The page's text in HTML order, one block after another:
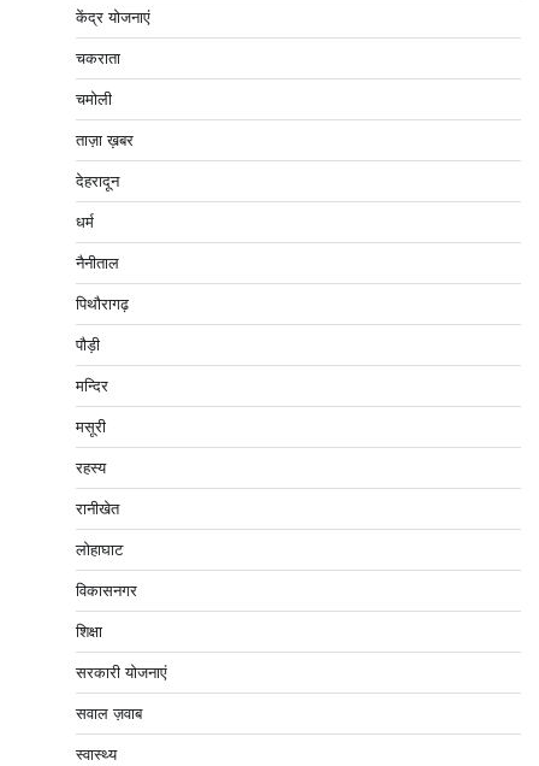
केंद्र योजनाएं
चकराता
चमोली
ताज़ा ख़बर
देहरादून
धर्म
नैनीताल
पिथौरागढ़
पौड़ी
मन्दिर
मसूरी
रहस्य
रानीखेत
लोहाघाट
विकासनगर
शिक्षा
सरकारी योजनाएं
सवाल ज़वाब
स्वास्थ्य